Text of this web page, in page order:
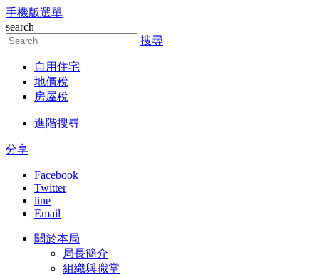
跳到主要內容區塊
手機版選單
search
搜尋
自用住宅
地價稅
房屋稅
進階搜尋
分享
Facebook
Twitter
line
Email
關於本局
局長簡介
組織與職掌